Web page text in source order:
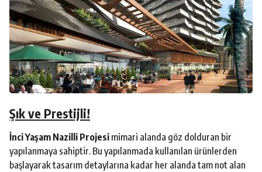
Şık ve Prestijli!
İnci Yaşam Nazilli Projesi mimari alanda göz dolduran bir
yapılanmaya sahiptir. Bu yapılanmada kullanılan ürünlerden
başlayarak tasarım detaylarına kadar her alanda tam not alan